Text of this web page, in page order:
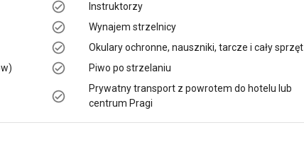
Instruktorzy
Wynajem strzelnicy
Okulary ochronne, nauszniki, tarcze i cały sprzęt
Piwo po strzelaniu
Prywatny transport z powrotem do hotelu lub
centrum Pragi